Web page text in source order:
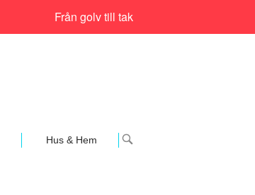
Från golv till tak
Hus & Hem
OPEN
SEARCH